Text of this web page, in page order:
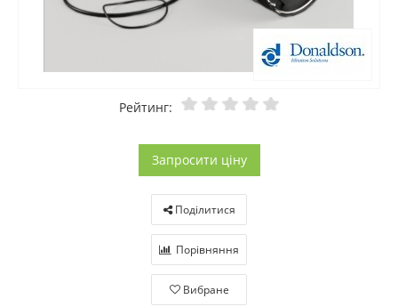
Рейтинг:
Запросити ціну
Поділитися
Порівняння
Вибране